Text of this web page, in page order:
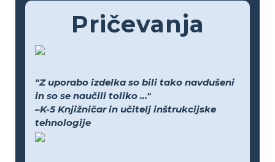
Pričevanja
"Z uporabo izdelka so bili tako navdušeni
in so se naučili toliko ..."
–K-5 Knjižničar in učitelj inštrukcijske
tehnologije